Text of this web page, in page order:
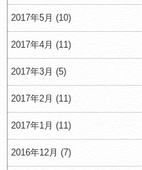
2017年5月 (10)
2017年4月 (11)
2017年3月 (5)
2017年2月 (11)
2017年1月 (11)
2016年12月 (7)